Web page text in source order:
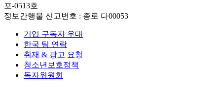
포-0513호
정보간행물 신고번호 : 종로 다00053
기업 구독자 우대
한국 팀 연락
취재 & 광고 요청
청소년보호정책
독자위원회